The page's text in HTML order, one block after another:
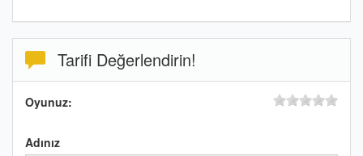
Tarifi Değerlendirin!
Oyunuz:
Adınız